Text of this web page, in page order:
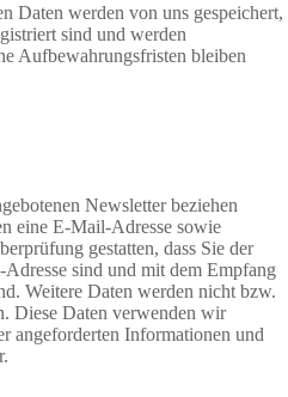
Daten werden von uns gespeichert,
sind und werden
Aufbewahrungsfristen bleiben
Newsletter beziehen
eine E-Mail-Adresse sowie
gestatten, dass Sie der
sind und mit dem Empfang
Weitere Daten werden nicht bzw.
Diese Daten verwenden wir
angeforderten Informationen und